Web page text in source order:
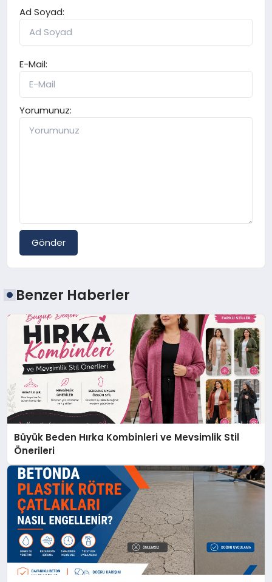
Ad Soyad:
E-Mail:
Yorumunuz:
Gönder
Benzer Haberler
Büyük Beden Hırka Kombinleri ve Mevsimlik Stil
Önerileri